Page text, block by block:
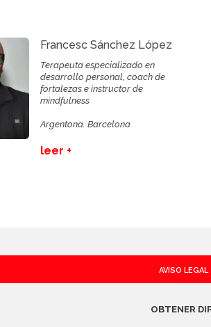
Francesc Sánchez López
Terapeuta especializado en
desarrollo personal, coach de
fortalezas e instructor de
mindfulness
Argentona. Barcelona
leer +
AVISO LEGAL
OBTENER